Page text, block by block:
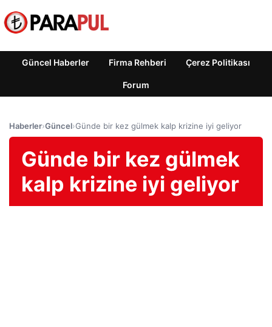
Güncel Haberler Firma Rehberi Çerez Politikası
Forum
Haberler›Güncel›Günde bir kez gülmek kalp krizine iyi geliyor
Günde bir kez gülmek
kalp krizine iyi geliyor